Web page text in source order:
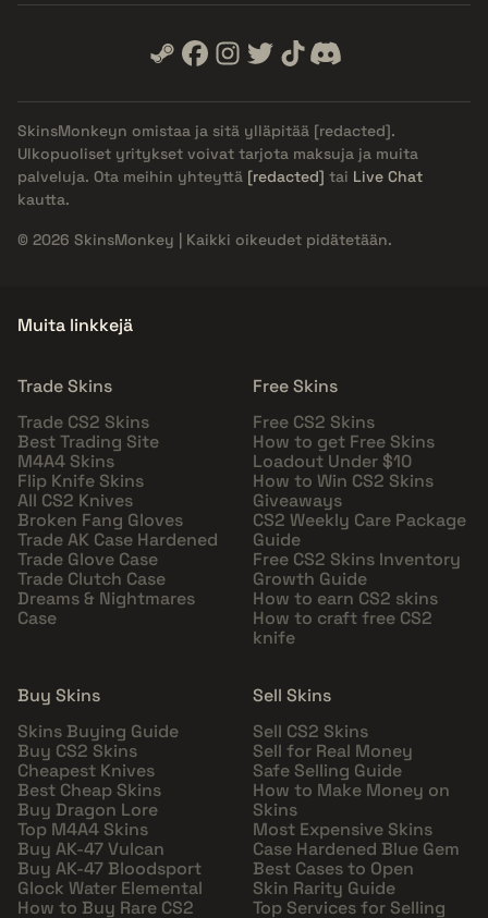
SkinsMonkeyn omistaa ja sitä ylläpitää [redacted].
Ulkopuoliset yritykset voivat tarjota maksuja ja muita
palveluja. Ota meihin yhteyttä [redacted] tai Live Chat
kautta.
© 2026 SkinsMonkey | Kaikki oikeudet pidätetään.
Muita linkkejä
Trade Skins
Trade CS2 Skins
Best Trading Site
M4A4 Skins
Flip Knife Skins
All CS2 Knives
Broken Fang Gloves
Trade AK Case Hardened
Trade Glove Case
Trade Clutch Case
Dreams & Nightmares
Case
Free Skins
Free CS2 Skins
How to get Free Skins
Loadout Under $10
How to Win CS2 Skins
Giveaways
CS2 Weekly Care Package
Guide
Free CS2 Skins Inventory
Growth Guide
How to earn CS2 skins
How to craft free CS2
knife
Buy Skins
Skins Buying Guide
Buy CS2 Skins
Cheapest Knives
Best Cheap Skins
Buy Dragon Lore
Top M4A4 Skins
Buy AK-47 Vulcan
Buy AK-47 Bloodsport
Glock Water Elemental
How to Buy Rare CS2
Sell Skins
Sell CS2 Skins
Sell for Real Money
Safe Selling Guide
How to Make Money on
Skins
Most Expensive Skins
Case Hardened Blue Gem
Best Cases to Open
Skin Rarity Guide
Top Services for Selling